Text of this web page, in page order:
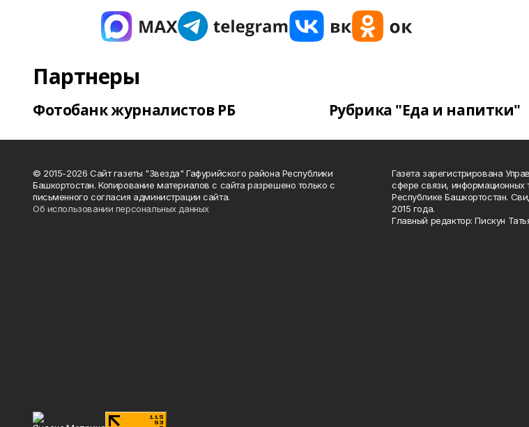
Партнеры
Фотобанк журналистов РБ Рубрика "Еда и напитки"
© 2015-2026 Сайт газеты "Звезда" Гафурийского района Республики
Башкортостан. Копирование материалов с сайта разрешено только с
письменного согласия администрации сайта.
Об использовании персональных данных
Газета зарегистрирована
сфере связи, информационных
Республике Башкортостан.
2015 года.
Главный редактор: Пискун